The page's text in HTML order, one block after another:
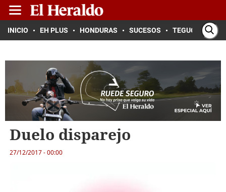
INICIO EH PLUS HONDURAS SUCESOS TEGUCIGALPA
Duelo disparejo
27/12/2017 - 00:00